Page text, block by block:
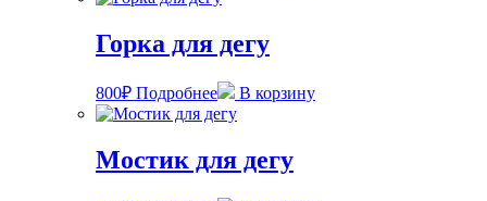
Горка для дегу
800₽ Подробнее В корзину
Мостик для дегу